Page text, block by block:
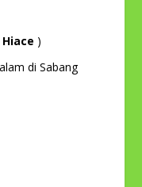
)
di Sabang